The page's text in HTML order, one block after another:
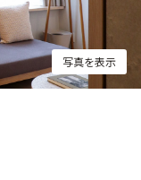
写真を表示